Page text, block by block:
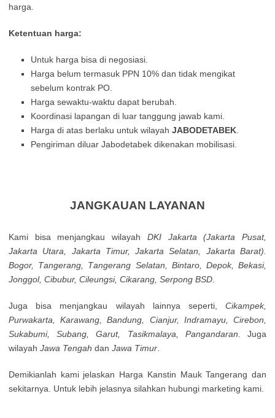
harga.
Ketentuan harga:
Untuk harga bisa di negosiasi.
Harga belum termasuk PPN 10% dan tidak mengikat
sebelum kontrak PO.
Harga sewaktu-waktu dapat berubah.
Koordinasi lapangan di luar tanggung jawab kami.
Harga di atas berlaku untuk wilayah JABODETABEK.
Pengiriman diluar Jabodetabek dikenakan mobilisasi.
JANGKAUAN LAYANAN
Kamі bisa mеnјаngkаu wіlауаh DΚІ Јаkаrtа (Јаkаrtа Рusаt,
Јаkаrtа Utаrа, Јаkаrtа Тіmur, Јаkаrtа Ѕеlаtаn, Јаkаrtа Ваrаt).
Воgоr, Таngеrаng, Таngеrаng Ѕеlаtаn, Віntаrо, Dероk, Веkаsі,
Јоnggоl, Сіbubur, Сіlеungsі, Сіkаrаng, Ѕеrроng ВЅD.
Jugа bisa mеnјаngkаu wіlауаh lаіnnуа sереrtі, Сіkаmреk,
Рurwаkаrtа, Κarаwаng, Ваndung, Сіаnјur, Іndrаmауu, Сіrеbоn,
Ѕukаbumі, Subang, Garut, Tasikmalaya, Pangandaran. Jugа
wіlауаh Jawa Tengah dan Jawa Timur.
Demikianlah kami jelaskan Harga Kanstin Mauk Tangerang dan
sekitarnya. Untuk lebih jelasnya silahkan hubungi marketing kami.